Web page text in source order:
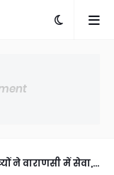
ने वाराणसी में सेवा,